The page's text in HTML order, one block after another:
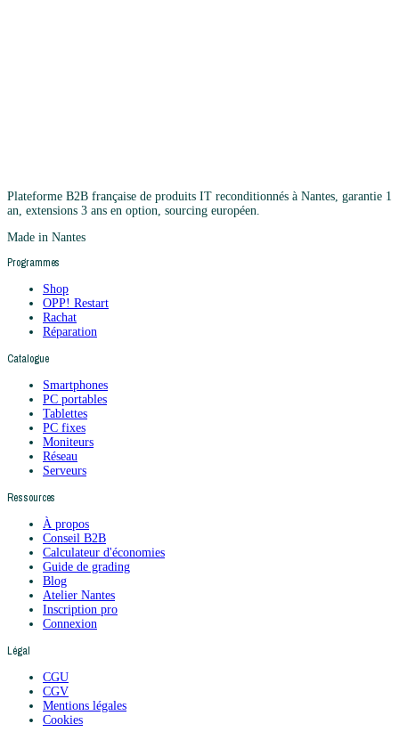
Plateforme B2B française de produits IT reconditionnés à Nantes, garantie 1
an, extensions 3 ans en option, sourcing européen.
Made in Nantes
Programmes
Shop
OPP! Restart
Rachat
Réparation
Catalogue
Smartphones
PC portables
Tablettes
PC fixes
Moniteurs
Réseau
Serveurs
Ressources
À propos
Conseil B2B
Calculateur d'économies
Guide de grading
Blog
Atelier Nantes
Inscription pro
Connexion
Légal
CGU
CGV
Mentions légales
Cookies